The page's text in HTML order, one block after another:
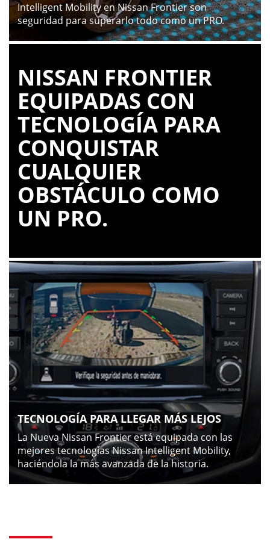
Intelligent Mobility en Nissan Frontier son
seguridad para superarlo todo como un PRO.
NISSAN FRONTIER
EQUIPADAS CON
TECNOLOGÍA PARA
CONQUISTAR
CUALQUIER
OBSTÁCULO COMO
UN PRO.
TECNOLOGÍA PARA LLEGAR MÁS LEJOS
La Nueva Nissan Frontier está equipada con las
mejores tecnologías Nissan Intelligent Mobility,
haciéndola la más avanzada de la historia.